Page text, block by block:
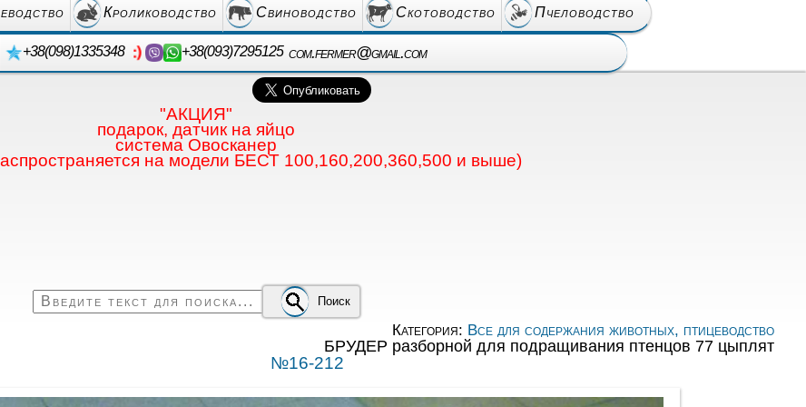
Кролиководство Свиноводство Скотоводство Пчеловодство
+38(098)1335348 +38(093)7295125 com.fermer@gmail.com
"АКЦИЯ"
подарок, датчик на яйцо
система Овосканер
на модели БЕСТ 100,160,200,360,500 и выше)
Поиск
Категория: Все для содержания животных, птицеводство
БРУДЕР разборной для подращивания птенцов 77 цыплят
№16-212